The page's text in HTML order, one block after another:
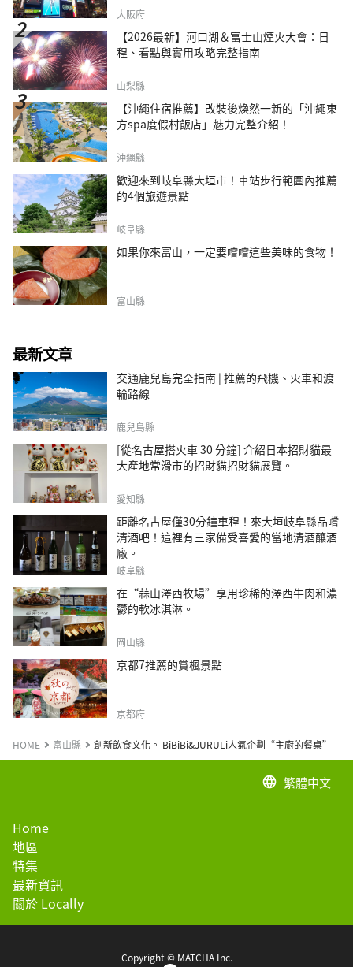
大阪府
【2026最新】河口湖＆富士山煙火大會：日
程、看點與實用攻略完整指南
山梨縣
【沖繩住宿推薦】改裝後煥然一新的「沖繩東
方spa度假村飯店」魅力完整介紹！
沖繩縣
歡迎來到岐阜縣大垣市！車站步行範圍內推薦
的4個旅遊景點
岐阜縣
如果你來富山，一定要嚐嚐這些美味的食物！
富山縣
最新文章
交通鹿兒島完全指南 | 推薦的飛機、火車和渡
輪路線
鹿兒島縣
[從名古屋搭火車 30 分鐘] 介紹日本招財貓最
大產地常滑市的招財貓招財貓展覽。
愛知縣
距離名古屋僅30分鐘車程！來大垣岐阜縣品嚐
清酒吧！這裡有三家備受喜愛的當地清酒釀酒
廠。
岐阜縣
在“蒜山澤西牧場”享用珍稀的澤西牛肉和濃
鬱的軟冰淇淋。
岡山縣
京都7推薦的賞楓景點
京都府
HOME 富山縣 創新飲食文化。 BiBiBi&JURULi人氣企劃“主廚的餐桌”
language 繁體中文
Home
地區
特集
最新資訊
關於 Locally
Copyright © MATCHA Inc.